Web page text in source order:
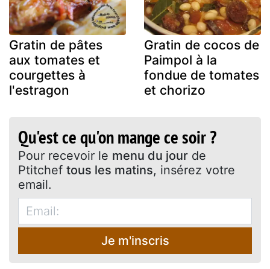
Gratin de pâtes
aux tomates et
courgettes à
l'estragon
Gratin de cocos de
Paimpol à la
fondue de tomates
et chorizo
Qu'est ce qu'on mange ce soir ?
Pour recevoir le menu du jour de
Ptitchef tous les matins, insérez votre
email.
Je m'inscris